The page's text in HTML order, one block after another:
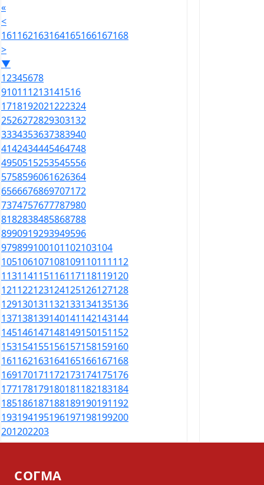
«
<
161162163164165166167168
>
▼
12345678
910111213141516
1718192021222324
2526272829303132
3334353637383940
4142434445464748
4950515253545556
5758596061626364
6566676869707172
7374757677787980
8182838485868788
8990919293949596
979899100101102103104
105106107108109110111112
113114115116117118119120
121122123124125126127128
129130131132133134135136
137138139140141142143144
145146147148149150151152
153154155156157158159160
161162163164165166167168
169170171172173174175176
177178179180181182183184
185186187188189190191192
193194195196197198199200
201202203
СОГМА